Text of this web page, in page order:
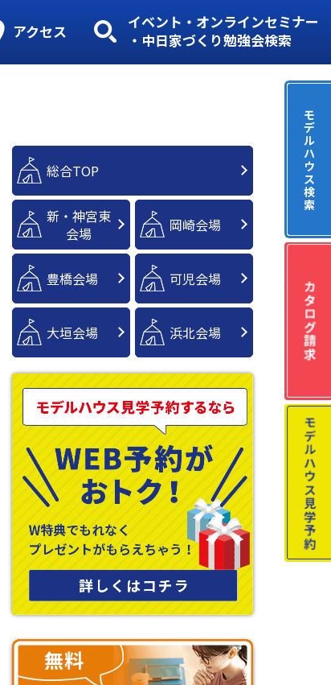
アクセス
イベント・オンラインセミナー
・中日家づくり勉強会検索
総合TOP
新・神宮東
会場
岡崎会場
豊橋会場 可児会場
大垣会場 浜北会場
モ
デ
ル
ハ
ウ
ス
検
索